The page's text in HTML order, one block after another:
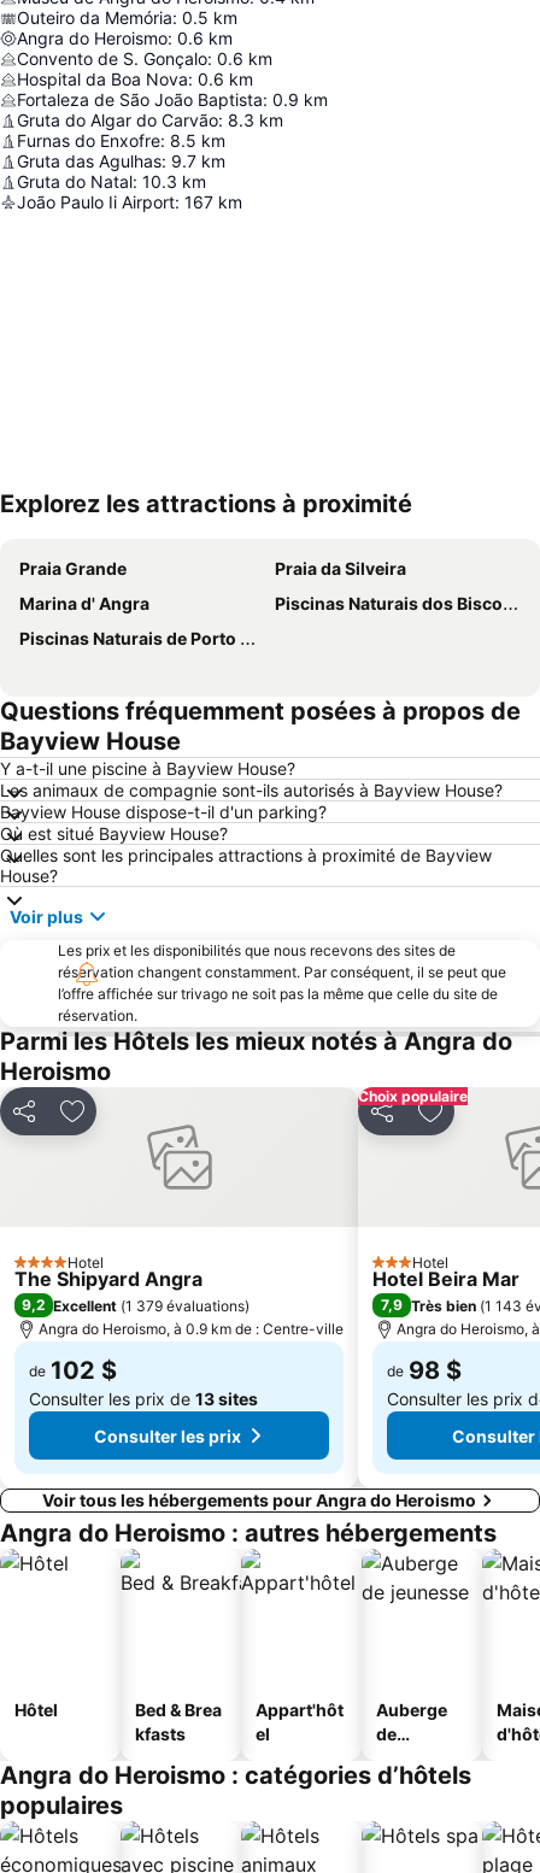
Outeiro da Memória: 0.5 km
Angra do Heroismo: 0.6 km
Convento de S. Gonçalo: 0.6 km
Hospital da Boa Nova: 0.6 km
Fortaleza de São João Baptista: 0.9 km
Gruta do Algar do Carvão: 8.3 km
Furnas do Enxofre: 8.5 km
Gruta das Agulhas: 9.7 km
Gruta do Natal: 10.3 km
João Paulo Ii Airport: 167 km
Explorez les attractions à proximité
Praia Grande
Praia da Silveira
Marina d' Angra
Piscinas Naturais dos Biscoitos
Piscinas Naturais de Porto Martins
Questions fréquemment posées à propos de
Bayview House
Y a-t-il une piscine à Bayview House?
Les animaux de compagnie sont-ils autorisés à Bayview House?
Bayview House dispose-t-il d'un parking?
Où est situé Bayview House?
Quelles sont les principales attractions à proximité de Bayview
House?
Voir plus
Les prix et les disponibilités que nous recevons des sites de
réservation changent constamment. Par conséquent, il se peut que
l’offre affichée sur trivago ne soit pas la même que celle du site de
réservation.
Parmi les Hôtels les mieux notés à Angra do
Heroismo
PartagerAjouter à mes favoris
4 ÉtoilesHotel
The Shipyard Angra
9,2 Excellent (1 379 évaluations)
Angra do Heroismo, à 0.9 km de : Centre-ville
de 102 $
Consulter les prix de 13 sites
Consulter les prix
Choix populaire
PartagerAjouter à
3 Étoiles
Hotel
Hotel Beira Mar
7,9 Très bien (1 143
Angra do Heroismo,
de 98 $
Consulter les prix
Consulter
Voir tous les hébergements pour Angra do Heroismo
Angra do Heroismo : autres hébergements
Hôtel
Bed & Brea
kfasts
Appart'hôt
el
Auberge
de
Angra do Heroismo : catégories d’hôtels
populaires